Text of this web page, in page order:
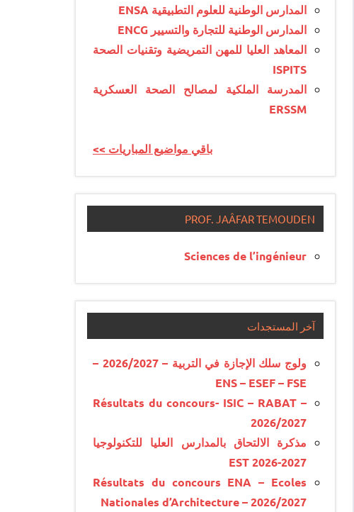
المدارس الوطنية للعلوم التطبيقية ENSA
المدارس الوطنية للتجارة والتسيير ENCG
المعاهد العليا للمهن التمريضية وتقنيات الصحة
ISPITS
المدرسة الملكية لمصالح الصحة العسكرية
ERSSM
<< باقي مواضيع المباريات
PROF. JAÂFAR TEMOUDEN
Sciences de l’ingénieur
آخر المستجدات
ولوج سلك الإجازة في التربية – 2026/2027 –
ENS – ESEF – FSE
Résultats du concours- ISIC – RABAT –
2026/2027
مذكرة الالتحاق بالمدارس العليا للتكنولوجيا
EST 2026-2027
Résultats du concours ENA – Ecoles
Nationales d’Architecture – 2026/2027